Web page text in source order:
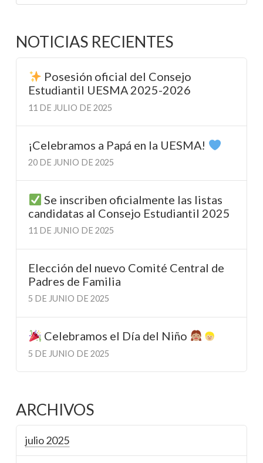
NOTICIAS RECIENTES
Posesión oficial del Consejo
Estudiantil UESMA 2025-2026
11 DE JULIO DE 2025
¡Celebramos a Papá en la UESMA!
20 DE JUNIO DE 2025
Se inscriben oficialmente las listas
candidatas al Consejo Estudiantil 2025
11 DE JUNIO DE 2025
Elección del nuevo Comité Central de
Padres de Familia
5 DE JUNIO DE 2025
Celebramos el Día del Niño
5 DE JUNIO DE 2025
ARCHIVOS
julio 2025